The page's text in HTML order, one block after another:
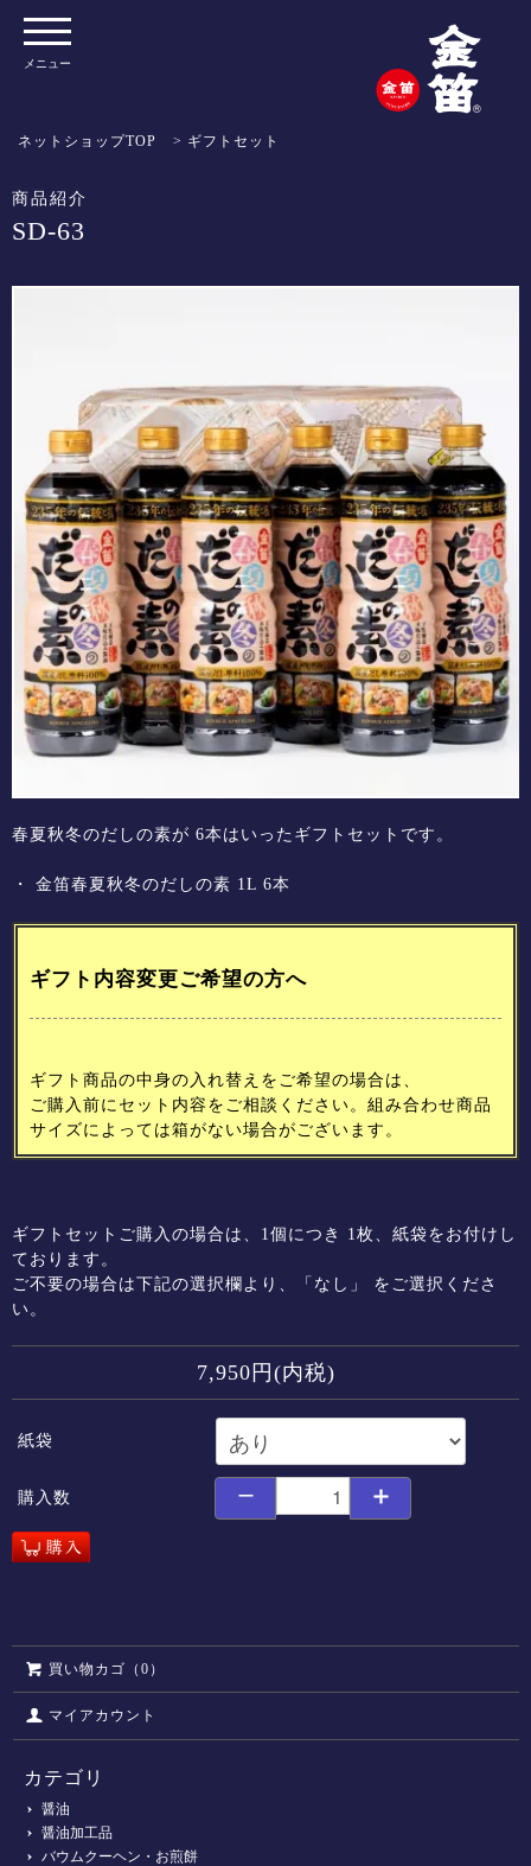
メニュー
ネットショップTOP > ギフトセット
商品紹介
SD-63
春夏秋冬のだしの素が 6本はいったギフトセットです。
・ 金笛春夏秋冬のだしの素 1L 6本
ギフト内容変更ご希望の方へ
ギフト商品の中身の入れ替えをご希望の場合は、
ご購入前にセット内容をご相談ください。組み合わせ商品
サイズによっては箱がない場合がございます。
ギフトセットご購入の場合は、1個につき 1枚、紙袋をお付けし
ております。
ご不要の場合は下記の選択欄より、「なし」 をご選択くださ
い。
7,950円(内税)
紙袋
購入数
買い物カゴ（0）
マイアカウント
カテゴリ
醤油
醤油加工品
バウムクーヘン・お煎餅